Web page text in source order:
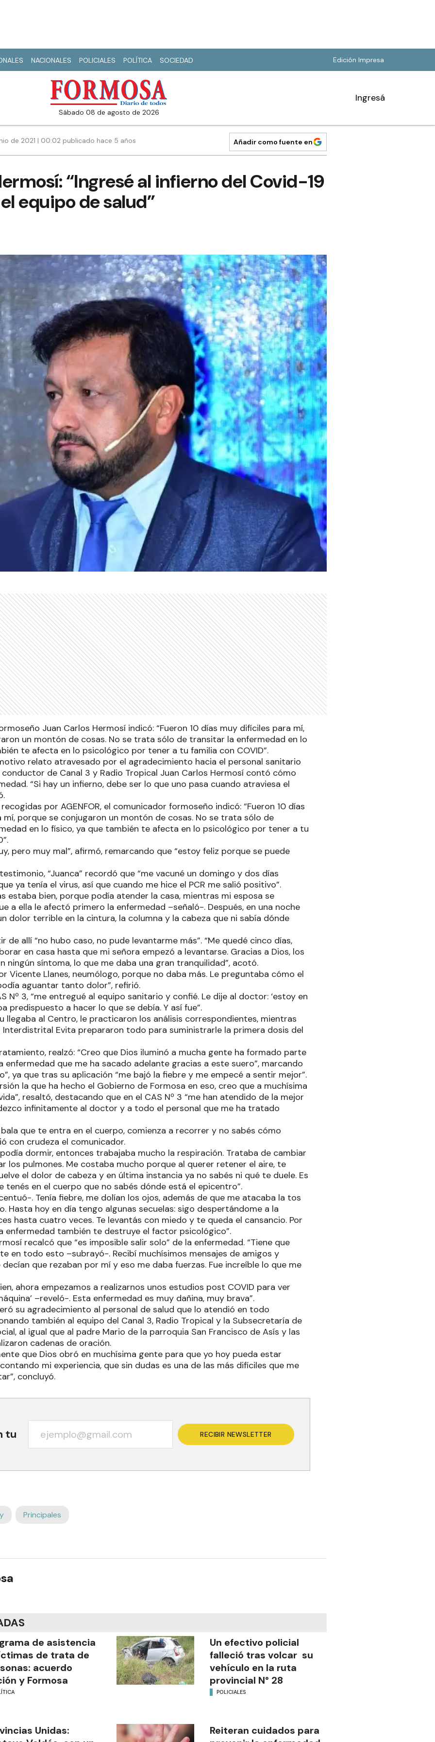
NACIONALES POLICIALES POLÍTICA SOCIEDAD Edición Impresa
sábado 08 de agosto de 2026
Ingresá
de 2021 | 00:02 publicado hace 5 años Añadir como fuente en
“Ingresé al infierno del Covid-19
equipo de salud”
Juan Carlos Hermosí indicó: “Fueron 10 días muy difíciles para mí,
un montón de cosas. No se trata sólo de transitar la enfermedad en lo
te afecta en lo psicológico por tener a tu familia con COVID”.
relato atravesado por el agradecimiento hacia el personal sanitario
de Canal 3 y Radio Tropical Juan Carlos Hermosí contó cómo
“Si hay un infierno, debe ser lo que uno pasa cuando atraviesa el
por AGENFOR, el comunicador formoseño indicó: “Fueron 10 días
mí, porque se conjugaron un montón de cosas. No se trata sólo de
en lo físico, ya que también te afecta en lo psicológico por tener a tu
pero muy mal”, afirmó, remarcando que “estoy feliz porque se puede
“Juanca” recordó que “me vacuné un domingo y dos días
ya tenía el virus, así que cuando me hice el PCR me salió positivo”.
estaba bien, porque podía atender la casa, mientras mi esposa se
a ella le afectó primero la enfermedad –señaló-. Después, en una noche
dolor terrible en la cintura, la columna y la cabeza que ni sabía dónde
de allí “no hubo caso, no pude levantarme más”. “Me quedé cinco días,
en casa hasta que mi señora empezó a levantarse. Gracias a Dios, los
ningún síntoma, lo que me daba una gran tranquilidad”, acotó.
Vicente Llanes, neumólogo, porque no daba más. Le preguntaba cómo el
aguantar tanto dolor”, refirió.
Nº 3, “me entregué al equipo sanitario y confié. Le dije al doctor: ‘estoy en
predispuesto a hacer lo que se debía. Y así fue”.
llegaba al Centro, le practicaron los análisis correspondientes, mientras
Interdistrital Evita prepararon todo para suministrarle la primera dosis del
realzó: “Creo que Dios iluminó a mucha gente ha formado parte
que me ha sacado adelante gracias a este suero”, marcando
ya que tras su aplicación “me bajó la fiebre y me empecé a sentir mejor”.
la que ha hecho el Gobierno de Formosa en eso, creo que a muchísima
resaltó, destacando que en el CAS Nº 3 “me han atendido de la mejor
infinitamente al doctor y a todo el personal que me ha tratado
bala que te entra en el cuerpo, comienza a recorrer y no sabés cómo
con crudeza el comunicador.
dormir, entonces trabajaba mucho la respiración. Trataba de cambiar
los pulmones. Me costaba mucho porque al querer retener el aire, te
el dolor de cabeza y en última instancia ya no sabés ni qué te duele. Es
tenés en el cuerpo que no sabés dónde está el epicentro”.
. Tenía fiebre, me dolían los ojos, además de que me atacaba la tos
Hasta hoy en día tengo algunas secuelas: sigo despertándome a la
hasta cuatro veces. Te levantás con miedo y te queda el cansancio. Por
enfermedad también te destruye el factor psicológico”.
recalcó que “es imposible salir solo” de la enfermedad. “Tiene que
en todo esto –subrayó-. Recibí muchísimos mensajes de amigos y
que rezaban por mí y eso me daba fuerzas. Fue increíble lo que me
ahora empezamos a realizarnos unos estudios post COVID para ver
–reveló-. Esta enfermedad es muy dañina, muy brava”.
su agradecimiento al personal de salud que lo atendió en todo
también al equipo del Canal 3, Radio Tropical y la Subsecretaría de
al igual que al padre Mario de la parroquia San Francisco de Asís y las
cadenas de oración.
que Dios obró en muchísima gente para que yo hoy pueda estar
mi experiencia, que sin dudas es una de las más difíciles que me
concluyó.
tu RECIBIR NEWSLETTER
Principales
de asistencia
de trata de
acuerdo
y Formosa
Un efectivo policial
falleció tras volcar su
vehículo en la ruta
provincial N° 28
POLICIALES
Unidas:
Reiteran cuidados para